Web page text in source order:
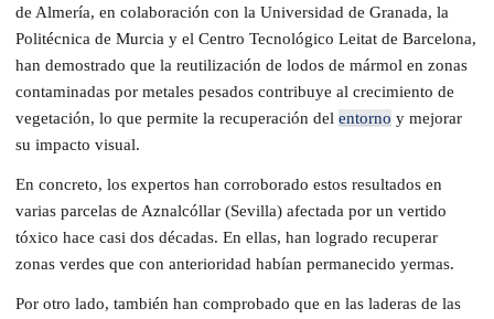
de Almería, en colaboración con la Universidad de Granada, la
Politécnica de Murcia y el Centro Tecnológico Leitat de Barcelona,
han demostrado que la reutilización de lodos de mármol en zonas
contaminadas por metales pesados contribuye al crecimiento de
vegetación, lo que permite la recuperación del entorno y mejorar
su impacto visual.
En concreto, los expertos han corroborado estos resultados en
varias parcelas de Aznalcóllar (Sevilla) afectada por un vertido
tóxico hace casi dos décadas. En ellas, han logrado recuperar
zonas verdes que con anterioridad habían permanecido yermas.
Por otro lado, también han comprobado que en las laderas de las